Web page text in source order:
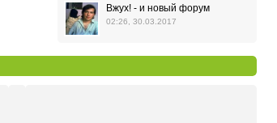
Вжух! - и новый форум
02:26, 30.03.2017